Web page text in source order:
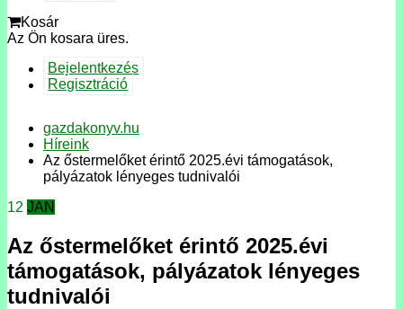
Kosár
Az Ön kosara üres.
Bejelentkezés
Regisztráció
gazdakonyv.hu
Híreink
Az őstermelőket érintő 2025.évi támogatások,
pályázatok lényeges tudnivalói
12 JAN
Az őstermelőket érintő 2025.évi
támogatások, pályázatok lényeges
tudnivalói